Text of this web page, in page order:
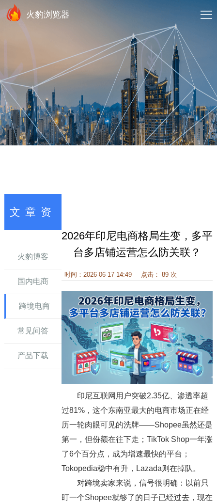
火豹浏览器
文章资
火豹博客
国内电商
跨境电商
常见问答
产品下载
2026年印尼电商格局生变，多平
台多店铺运营怎么防关联？
时间：2026-06-17 14:49 点击： 89 次
印尼互联网用户突破2.35亿、渗透率超
过81%，这个东南亚最大的电商市场正在经
历一轮肉眼可见的洗牌——Shopee虽然还是
第一，但份额在往下走；TikTok Shop一年涨
了6个百分点，成为增速最快的平台；
Tokopedia稳中有升，Lazada则在掉队。
对跨境卖家来说，信号很明确：以前只
盯一个Shopee就够了的日子已经过去，现在